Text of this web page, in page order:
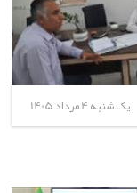
یک شنبه 4 مرداد 1405